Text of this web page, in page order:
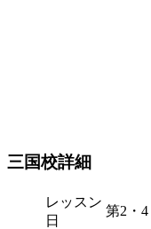
三国校詳細
レッスン
日
第2・4